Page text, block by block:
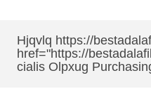
Hjqvlq https://
href="https://
cialis Olpxug